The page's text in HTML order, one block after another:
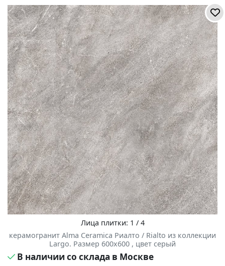
Лица плитки: 1 / 4
керамогранит Alma Ceramica Риалто / Rialto из коллекции
Largo. Размер 600x600 , цвет серый
В наличии со склада в Москве